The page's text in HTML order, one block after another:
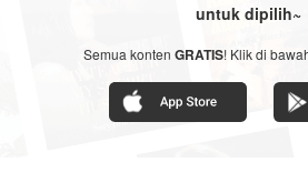
untuk dipilih~
Semua konten GRATIS! Klik di